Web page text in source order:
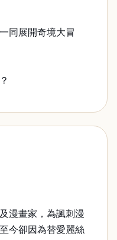
同展開奇境大冒
漫畫家，為諷刺漫
今卻因為替愛麗絲